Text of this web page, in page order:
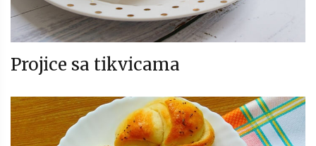
Projice sa tikvicama